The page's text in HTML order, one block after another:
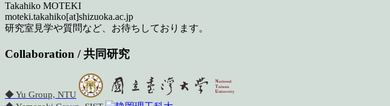
Takahiko MOTEKI
moteki.takahiko[at]shizuoka.ac.jp
研究室見学や質問など、お待ちしております。
Collaboration / 共同研究
◆ Yu Group, NTU